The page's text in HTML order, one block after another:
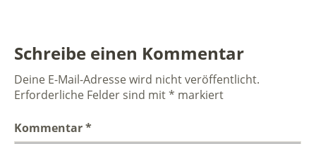
Schreibe einen Kommentar
Deine E-Mail-Adresse wird nicht veröffentlicht.
Erforderliche Felder sind mit* markiert
Kommentar*